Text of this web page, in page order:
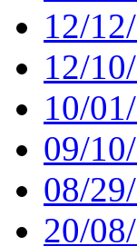
12/
12/
10/
09/
08/
20/